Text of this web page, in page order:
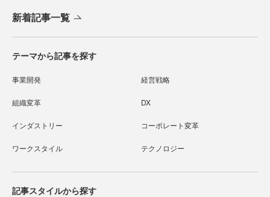
新着記事一覧
テーマから記事を探す
事業開発 経営戦略
組織変革 DX
インダストリー コーポレート変革
ワークスタイル テクノロジー
記事スタイルから探す